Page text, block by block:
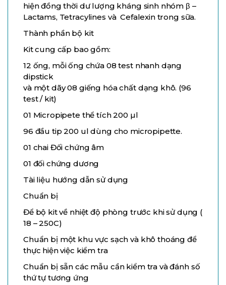
hiện đồng thời dư lượng kháng sinh nhóm β –
Lactams, Tetracylines và Cefalexin trong sữa.
Thành phần bộ kit
Kit cung cấp bao gồm:
12 ống, mỗi ống chứa 08 test nhanh dạng
dipstick
và một dãy 08 giếng hóa chất dạng khô. (96
test / kit)
01 Micropipete thể tích 200 µl
96 đầu tip 200 ul dùng cho micropipette.
01 chai Đối chứng âm
01 đối chứng dương
Tài liệu hướng dẫn sử dụng
Chuẩn bị
Để bộ kit về nhiệt độ phòng trước khi sử dụng (
18 – 250C)
Chuẩn bị một khu vực sạch và khô thoáng để
thực hiện việc kiểm tra
Chuẩn bị sẵn các mẫu cần kiểm tra và đánh số
thứ tự tương ứng